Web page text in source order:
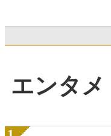
エンタ